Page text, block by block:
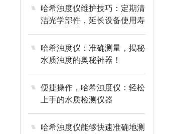
哈希浊度仪维护技巧：定期清
洁光学部件，延长设备使用寿
命与检测精度
哈希浊度仪：准确测量，揭秘
水质浊度的奥秘神器！
便捷操作，哈希浊度仪：轻松
上手的水质检测仪器
哈希浊度仪能够快速准确地测